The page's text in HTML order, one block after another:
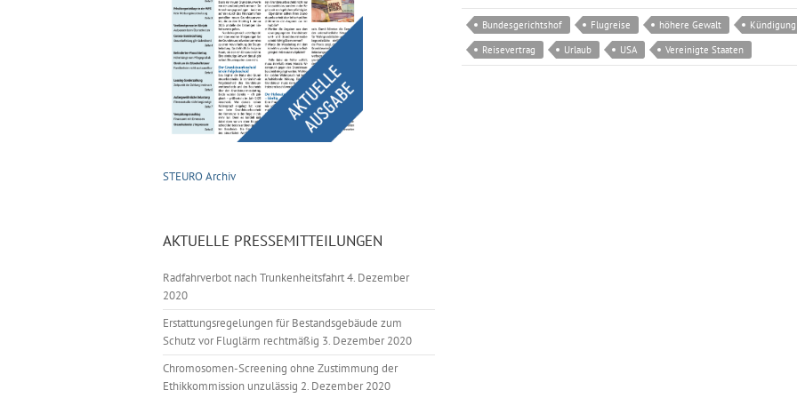
Bundesgerichtshof Flugreise höhere Gewalt Kündigung
Reisevertrag
Urlaub USA Vereinigte Staaten
STEURO Archiv
AKTUELLE PRESSEMITTEILUNGEN
Radfahrverbot nach Trunkenheitsfahrt4. Dezember
2020
Erstattungsregelungen für Bestandsgebäude zum
Schutz vor Fluglärm rechtmäßig 3. Dezember 2020
Chromosomen-Screening ohne Zustimmung der
Ethikkommission unzulässig 2. Dezember 2020